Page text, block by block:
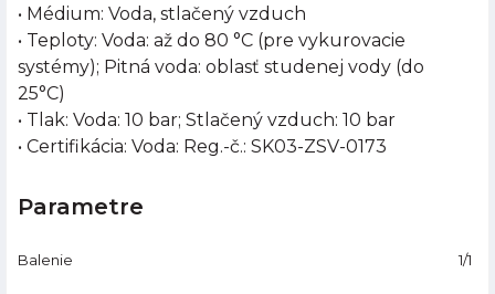
• Médium: Voda, stlačený vzduch
• Teploty: Voda: až do 80 °C (pre vykurovacie
systémy); Pitná voda: oblasť studenej vody (do
25°C)
• Tlak: Voda: 10 bar; Stlačený vzduch: 10 bar
• Certifikácia: Voda: Reg.-č.: SK03-ZSV-0173
Parametre
Balenie 1/1